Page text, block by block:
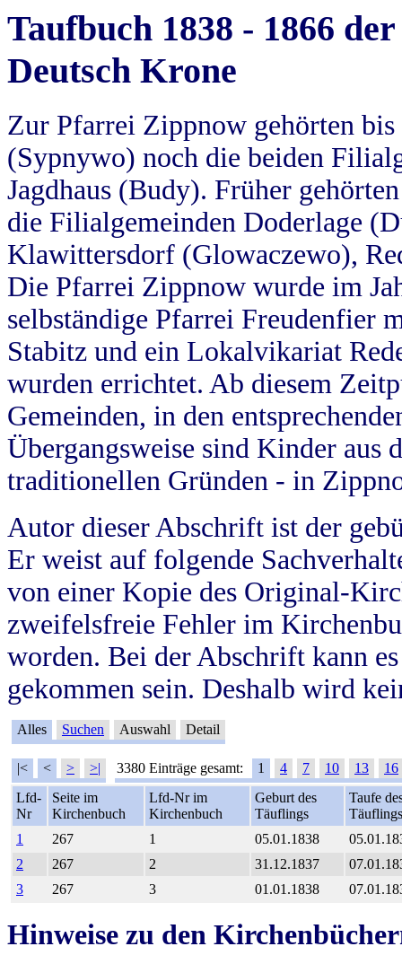
Taufbuch 1838 - 1866
Deutsch Krone
Zur Pfarrei Zippnow gehörten
(Sypnywo) noch die beiden
Jagdhaus (Budy). Früher
die Filialgemeinden Doderlage
Klawittersdorf (Glowaczewo),
Die Pfarrei Zippnow wurde im
selbständige Pfarrei Freudenfier
Stabitz und ein Lokalvikariat
wurden errichtet. Ab diesem
Gemeinden, in den
Übergangsweise sind Kinder aus
traditionellen Gründen - in
Autor dieser Abschrift ist der
Er weist auf folgende
von einer Kopie des Original-
zweifelsfreie Fehler im
worden. Bei der Abschrift kann
gekommen sein. Deshalb wird
Alles Suchen Auswahl Detail
|< < > >| 3380 Einträge gesamt: 1 4 7 10 13
16
Lfd-
Nr
Seite im
Kirchenbuch
Lfd-Nr im
Kirchenbuch
Geburt des
Täuflings
Taufe
Täuflings
1
267 1 05.01.1838
2
267 2 31.12.1837
3
267 3 01.01.1838
Hinweise zu den